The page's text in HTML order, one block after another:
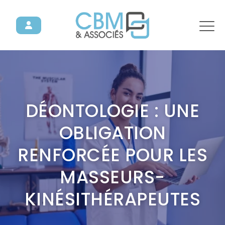
DÉONTOLOGIE : UNE
OBLIGATION
RENFORCÉE POUR LES
MASSEURS-
KINÉSITHÉRAPEUTES